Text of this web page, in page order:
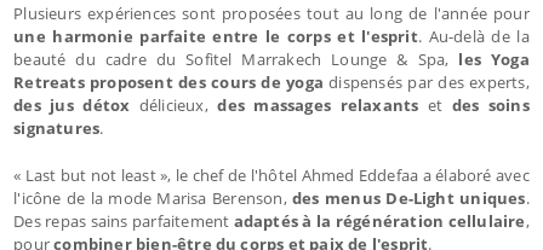
Plusieurs expériences sont proposées tout au long de l'année pour
une harmonie parfaite entre le corps et l'esprit. Au-delà de la
beauté du cadre du Sofitel Marrakech Lounge & Spa, les Yoga
Retreats proposent des cours de yogadispensés par des experts,
des jus détox délicieux,des massages relaxants et des soins
signatures.
« Last but not least », le chef de l'hôtel Ahmed Eddefaa a élaboré avec
l'icône de la mode Marisa Berenson,des menus De-Light uniques.
Des repas sains parfaitement adaptés à la régénération cellulaire,
pourcombiner bien-être du corps et paix de l'esprit.